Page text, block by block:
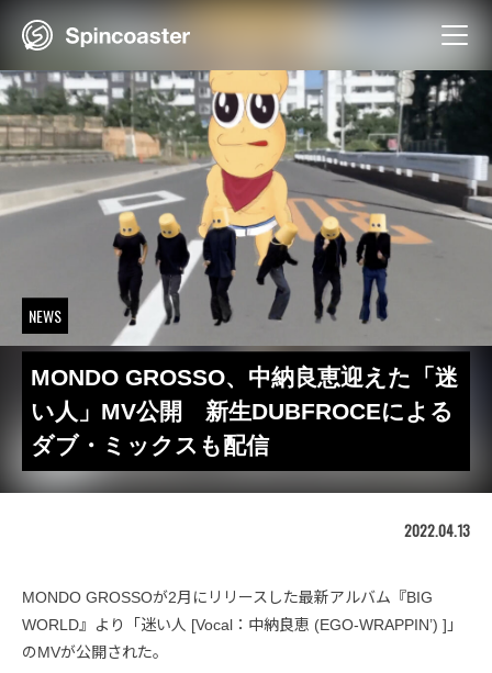
NEWS
MONDO GROSSO、中納良恵迎えた「迷
い人」MV公開 新生DUBFROCEによる
ダブ・ミックスも配信
2022.04.13
MONDO GROSSOが2月にリリースした最新アルバム『BIG
WORLD』より「迷い人 [Vocal：中納良恵 (EGO-WRAPPIN’) ]」
のMVが公開された。